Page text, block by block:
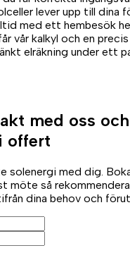
lever upp till dina
med ett hembesök
vår kalkyl och en
elräkning under ett
med oss
offert
solenergi med dig.
möte så
dina behov och